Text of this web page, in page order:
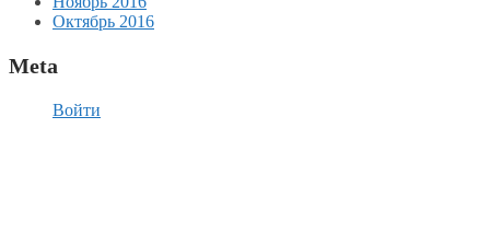
Октябрь 2016
Meta
Войти